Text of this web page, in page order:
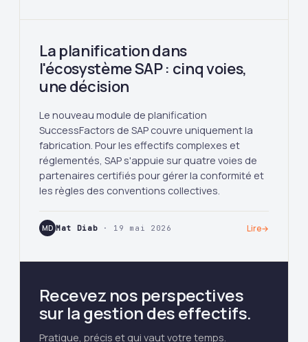
La planification dans
l'écosystème SAP : cinq voies,
une décision
Le nouveau module de planification
SuccessFactors de SAP couvre uniquement la
fabrication. Pour les effectifs complexes et
réglementés, SAP s'appuie sur quatre voies de
partenaires certifiés pour gérer la conformité et
les règles des conventions collectives.
MD Mat Diab · 19 mai 2026 Lire→
Recevez nos perspectives
sur la gestion des effectifs.
Pratique, précis et qui vaut votre temps.